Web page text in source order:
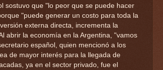
sostuvo que "lo peor que se puede hacer
"puede generar un costo para toda la
externa directa, incrementa la
abrir la economía en la Argentina, "vamos
español, quien mencionó a los
de mayor interés para la llegada de
ya en el sector privado, fue el